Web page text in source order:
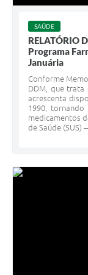
SAÚDE
RELATÓRIO
Programa
Januária
Conforme
DDM, que trata
acrescenta
1990,
medicamentos
de Saúde (SUS)